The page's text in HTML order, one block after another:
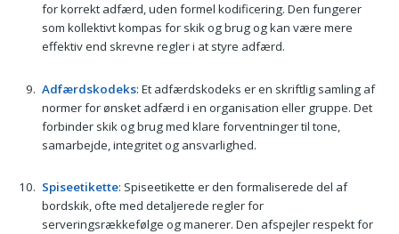
for korrekt adfærd, uden formel kodificering. Den fungerer
som kollektivt kompas for skik og brug og kan være mere
effektiv end skrevne regler i at styre adfærd.
Adfærdskodeks: Et adfærdskodeks er en skriftlig samling af
normer for ønsket adfærd i en organisation eller gruppe. Det
forbinder skik og brug med klare forventninger til tone,
samarbejde, integritet og ansvarlighed.
Spiseetikette: Spiseetikette er den formaliserede del af
bordskik, ofte med detaljerede regler for
serveringsrækkefølge og manerer. Den afspejler respekt for